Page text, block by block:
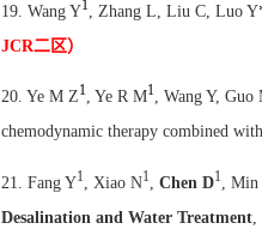
19. Wang Y1 , Zhang L, Liu C, Luo Y
JCR二区）
20. Ye M Z1, Ye R M1, Wang Y,
chemodynamic therapy combined
21. Fang Y1, Xiao N1, Chen D1, Min
Desalination and Water Treatment,